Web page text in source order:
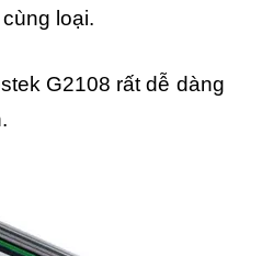
loại.
G2108 rất dễ dàng